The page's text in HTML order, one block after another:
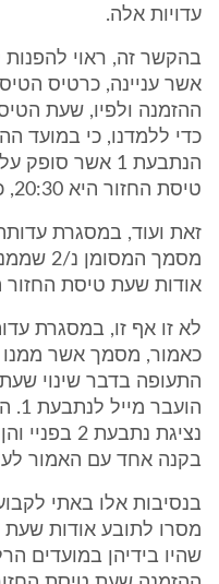
עדויות אלה.
אשר עניינה, כרטיס
כדי ללמדנו, כי במועד
טיסת החזור היא 20:30, כפי שהוצג לתובע.
מסמך
אודות שעת טיסת החזור
כאמור, מסמך אשר ממנו
התעופה בדבר שינוי
בקנה אחד עם האמור
בנסיבות אלו באתי
מסרו לתובע אודות
שהיו בידיהן במועדים